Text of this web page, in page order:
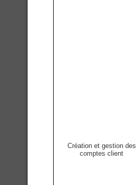
Création et gestion des
comptes client